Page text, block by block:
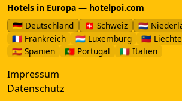
Hotels in Europa — hotelpoi.com
🇩🇪 Deutschland
🇨🇭 Schweiz 🇳🇱
🇫🇷 Frankreich
🇱🇺 Luxemburg
🇱🇮
🇪🇸 Spanien
🇵🇹 Portugal 🇮🇹 Italien
Impressum
Datenschutz